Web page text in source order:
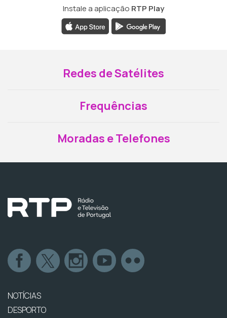
Instale a aplicação RTP Play
Redes de Satélites
Frequências
Moradas e Telefones
NOTÍCIAS
DESPORTO